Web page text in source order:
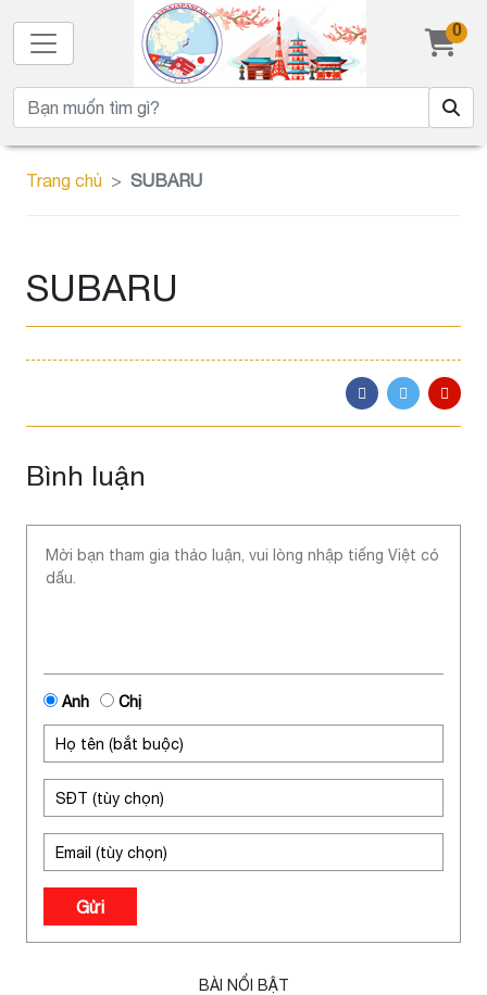
0
Trang chủ SUBARU
SUBARU
Bình luận
Anh Chị
Gửi
BÀI NỔI BẬT